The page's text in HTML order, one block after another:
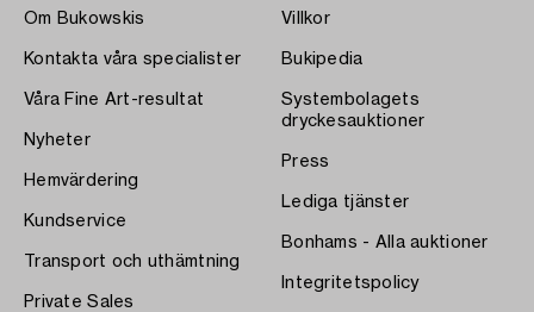
Om Bukowskis
Kontakta våra specialister
Våra Fine Art-resultat
Nyheter
Hemvärdering
Kundservice
Transport och uthämtning
Private Sales
Villkor
Bukipedia
Systembolagets
dryckesauktioner
Press
Lediga tjänster
Bonhams - Alla auktioner
Integritetspolicy